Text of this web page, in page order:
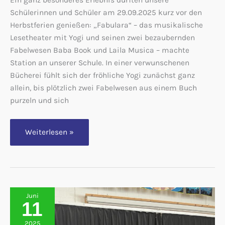
Schülerinnen und Schüler am 29.09.2025 kurz vor den
Herbstferien genießen: „Fabulara“ – das musikalische
Lesetheater mit Yogi und seinen zwei bezaubernden
Fabelwesen Baba Book und Laila Musica – machte
Station an unserer Schule. In einer verwunschenen
Bücherei fühlt sich der fröhliche Yogi zunächst ganz
allein, bis plötzlich zwei Fabelwesen aus einem Buch
purzeln und sich
„Fabulara“
Eine
die
Fantasie
und
Bücher
Weiterlesen »
Juni
11
2025